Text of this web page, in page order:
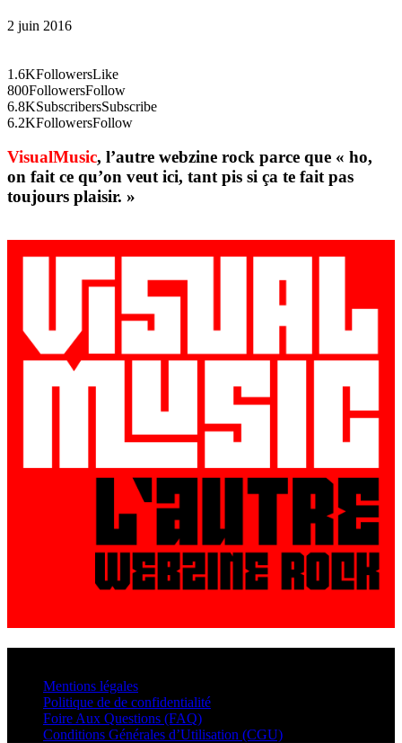
2 juin 2016
1.6KFollowersLike
800FollowersFollow
6.8KSubscribersSubscribe
6.2KFollowersFollow
VisualMusic, l’autre webzine rock parce que « ho,
on fait ce qu’on veut ici, tant pis si ça te fait pas
toujours plaisir. »
Mentions légales
Politique de de confidentialité
Foire Aux Questions (FAQ)
Conditions Générales d’Utilisation (CGU)